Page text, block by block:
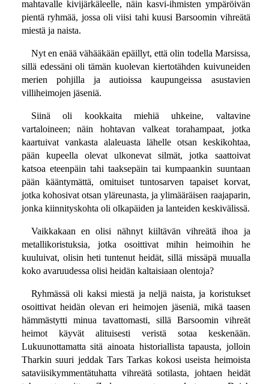
mahtavalle kivijärkäleelle, näin kasvi-ihmisten ympäröivän
pientä ryhmää, jossa oli viisi tahi kuusi Barsoomin vihreätä
miestä ja naista.
Nyt en enää vähääkään epäillyt, että olin todella Marsissa,
sillä edessäni oli tämän kuolevan kiertotähden kuivuneiden
merien pohjilla ja autioissa kaupungeissa asustavien
villiheimojen jäseniä.
Siinä oli kookkaita miehiä uhkeine, valtavine
vartaloineen; näin hohtavan valkeat torahampaat, jotka
kaartuivat vankasta alaleuasta lähelle otsan keskikohtaa,
pään kupeella olevat ulkonevat silmät, jotka saattoivat
katsoa eteenpäin tahi taaksepäin tai kumpaankin suuntaan
pään kääntymättä, omituiset tuntosarven tapaiset korvat,
jotka kohosivat otsan yläreunasta, ja ylimääräisen raajaparin,
jonka kiinnityskohta oli olkapäiden ja lanteiden keskivälissä.
Vaikkakaan en olisi nähnyt kiiltävän vihreätä ihoa ja
metallikoristuksia, jotka osoittivat mihin heimoihin he
kuuluivat, olisin heti tuntenut heidät, sillä missäpä muualla
koko avaruudessa olisi heidän kaltaisiaan olentoja?
Ryhmässä oli kaksi miestä ja neljä naista, ja koristukset
osoittivat heidän olevan eri heimojen jäseniä, mikä taasen
hämmästytti minua tavattomasti, sillä Barsoomin vihreät
heimot käyvät alituisesti veristä sotaa keskenään.
Lukuunottamatta sitä ainoata historiallista tapausta, jolloin
Tharkin suuri jeddak Tars Tarkas kokosi useista heimoista
sataviisikymmentätuhatta vihreätä sotilasta, johtaen heidät